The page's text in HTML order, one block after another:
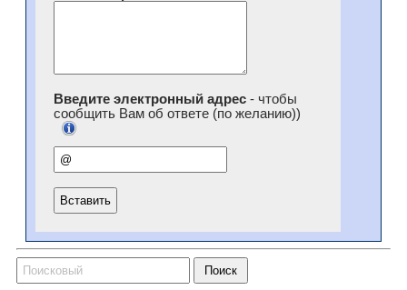
Введите электронный адрес- чтобы
сообщить Вам об ответе (по желанию))